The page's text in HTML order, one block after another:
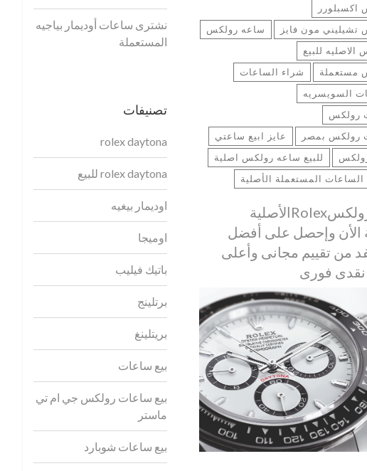
مون فايز
ساعه رولكس
للبيع
مستعملة
شراء الساعات
السويسريه
رولكس
رولكس بمصر
عايز ابيع ساعتي
للبيع ساعه رولكس اصلية
المستعملة الأصلية
بيع ساعة رولكسRolexالأصلية
الأن وإحصل على أفضل
من تقييم مجانى وأعلى
فورى
نشترى ساعات أوديمار بياجيه
المستعملة
تصنيفات
rolex daytona
rolex daytona للبيع
اوديمار بيغيه
اوميجا
باتيك فيليب
برتلينج
بريتلينغ
بيع ساعات
بيع ساعات رولكس جي ام تي
ماستر
بيع ساعات شوبارد